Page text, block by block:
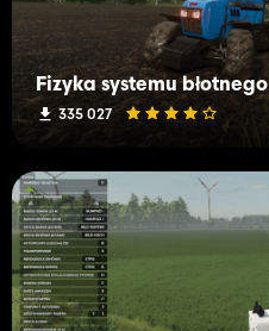
Fizyka systemu błotnego
335 027